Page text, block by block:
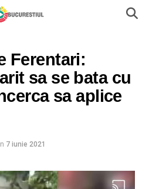
Ferentari:
sa se bata cu
sa aplice
7 iunie 2021